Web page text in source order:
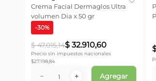
Crema Facial Dermaglos Ultra
volumen Dia x 50 gr
-30%
$ 47.015,14$ 32.910,60
Precio sin impuestos nacionales
$27.198,84
＋
－ Agregar